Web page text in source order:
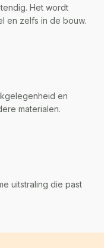
Het wordt
en zelfs in de bouw.
en
materialen.
uitstraling die past